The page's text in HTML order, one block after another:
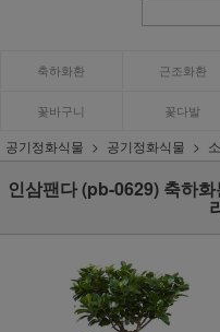
축하화환 근조화환
꽃바구니 꽃다발
공기정화식물 공기정화식물
인삼팬다 (pb-0629) 축하